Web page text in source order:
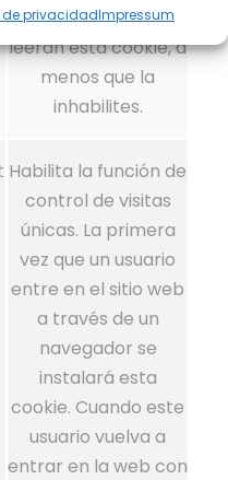
privacidadImpressum
web de Google Ads
leerán esta cookie, a
menos que la
inhabilites.
Habilita la función de
control de visitas
únicas. La primera
vez que un usuario
entre en el sitio web
a través de un
navegador se
instalará esta
cookie. Cuando este
usuario vuelva a
entrar en la web con